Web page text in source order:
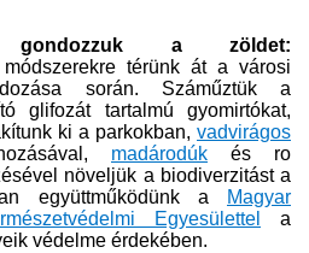
gondozzuk a zöldet:
módszerekre térünk át a városi
során. Száműztük a
glifozát tartalmú gyomirtókat,
ki a parkokban, vadvirágos
madárodúk és ro​
növeljük a biodiverzitást a
együttműködünk a
Magyar
Egyesülettel​
a
védelme érdekében.